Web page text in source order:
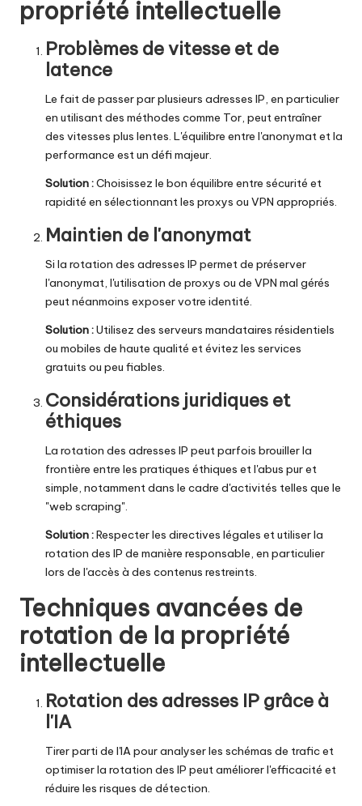
propriété intellectuelle
Problèmes de vitesse et de
latence
Le fait de passer par plusieurs adresses IP, en particulier
en utilisant des méthodes comme Tor, peut entraîner
des vitesses plus lentes. L'équilibre entre l'anonymat et la
performance est un défi majeur.
Solution :Choisissez le bon équilibre entre sécurité et
rapidité en sélectionnant les proxys ou VPN appropriés.
Maintien de l'anonymat
Si la rotation des adresses IP permet de préserver
l'anonymat, l'utilisation de proxys ou de VPN mal gérés
peut néanmoins exposer votre identité.
Solution :Utilisez des serveurs mandataires résidentiels
ou mobiles de haute qualité et évitez les services
gratuits ou peu fiables.
Considérations juridiques et
éthiques
La rotation des adresses IP peut parfois brouiller la
frontière entre les pratiques éthiques et l'abus pur et
simple, notamment dans le cadre d'activités telles que le
"web scraping".
Solution :Respecter les directives légales et utiliser la
rotation des IP de manière responsable, en particulier
lors de l'accès à des contenus restreints.
Techniques avancées de
rotation de la propriété
intellectuelle
Rotation des adresses IP grâce à
l'IA
Tirer parti de l'IA pour analyser les schémas de trafic et
optimiser la rotation des IP peut améliorer l'efficacité et
réduire les risques de détection.